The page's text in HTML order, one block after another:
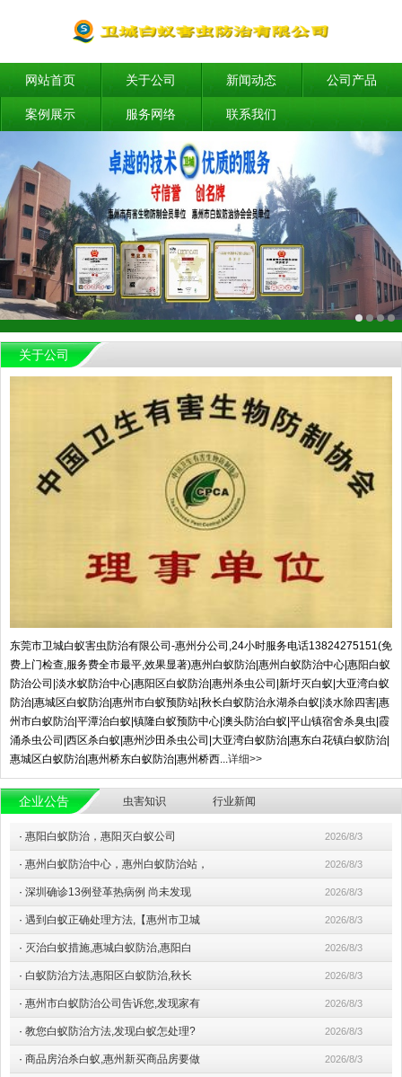
网站首页 关于公司 新闻动态 公司产品
案例展示 服务网络 联系我们
关于公司
东莞市卫城白蚁害虫防治有限公司-惠州分公司,24小时服务电话13824275151(免
费上门检查,服务费全市最平,效果显著)惠州白蚁防治|惠州白蚁防治中心|惠阳白蚁
防治公司|淡水蚁防治中心|惠阳区白蚁防治|惠州杀虫公司|新圩灭白蚁|大亚湾白蚁
防治|惠城区白蚁防治|惠州市白蚁预防站|秋长白蚁防治永湖杀白蚁|淡水除四害|惠
州市白蚁防治|平潭治白蚁|镇隆白蚁预防中心|澳头防治白蚁|平山镇宿舍杀臭虫|霞
涌杀虫公司|西区杀白蚁|惠州沙田杀虫公司|大亚湾白蚁防治|惠东白花镇白蚁防治|
惠城区白蚁防治|惠州桥东白蚁防治|惠州桥西... 详细>>
企业公告 虫害知识 行业新闻
· 惠阳白蚁防治，惠阳灭白蚁公司 2026/8/3
· 惠州白蚁防治中心，惠州白蚁防治站， 2026/8/3
· 深圳确诊13例登革热病例 尚未发现 2026/8/3
· 遇到白蚁正确处理方法,【惠州市卫城 2026/8/3
· 灭治白蚁措施,惠城白蚁防治,惠阳白 2026/8/3
· 白蚁防治方法,惠阳区白蚁防治,秋长 2026/8/3
· 惠州市白蚁防治公司告诉您,发现家有 2026/8/3
· 教您白蚁防治方法,发现白蚁怎处理? 2026/8/3
· 商品房治杀白蚁,惠州新买商品房要做 2026/8/3